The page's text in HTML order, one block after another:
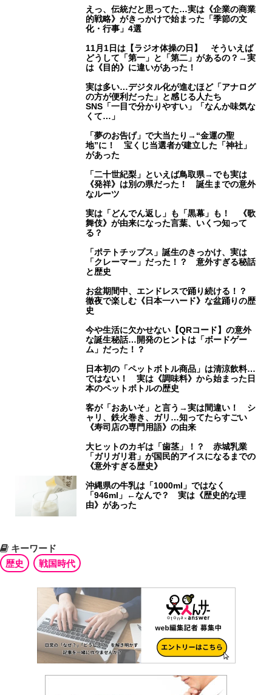
えっ、伝統だと思ってた…実は《企業の商業
的戦略》がきっかけで始まった「季節の文
化・行事」4選
11月1日は【ラジオ体操の日】 そういえば
どうして「第一」と「第二」があるの？→実
は《目的》に違いがあった！
実は多い…デジタル化が進むほど「アナログ
の方が便利だった」と感じる人たち
SNS「一目で分かりやすい」「なんか味気な
くて…」
「夢のお告げ」で大当たり→“金運の聖
地”に！ 宝くじ当選者が建立した「神社」
があった
「二十世紀梨」といえば鳥取県→でも実は
《発祥》は別の県だった！ 誕生までの意外
なルーツ
実は「どんでん返し」も「黒幕」も！ 《歌
舞伎》が由来になった言葉、いくつ知って
る？
「ポテトチップス」誕生のきっかけ、実は
「クレーマー」だった！？ 意外すぎる秘話
と歴史
お盆期間中、エンドレスで踊り続ける！？
徹夜で楽しむ《日本一ハード》な盆踊りの歴
史
今や生活に欠かせない【QRコード】の意外
な誕生秘話…開発のヒントは「ボードゲー
ム」だった！？
日本初の「ペットボトル商品」は清涼飲料…
ではない！ 実は《調味料》から始まった日
本のペットボトルの歴史
客が「おあいそ」と言う→実は間違い！ シ
ャリ、鉄火巻き、ガリ…知ってたらすごい
《寿司店の専門用語》の由来
大ヒットのカギは「歯茎」！？ 赤城乳業
「ガリガリ君」が国民的アイスになるまでの
《意外すぎる歴史》
沖縄県の牛乳は「1000ml」ではなく
「946ml」←なんで？ 実は《歴史的な理
由》があった
キーワード
歴史
戦国時代